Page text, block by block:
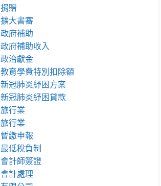
捐贈
擴大書審
政府補助
政府補助收入
政治獻金
教育學費特別扣除額
新冠肺炎紓困方案
新冠肺炎紓困貸款
旅行業
旅行業
暫繳申報
最低稅負制
會計師簽證
會計處理